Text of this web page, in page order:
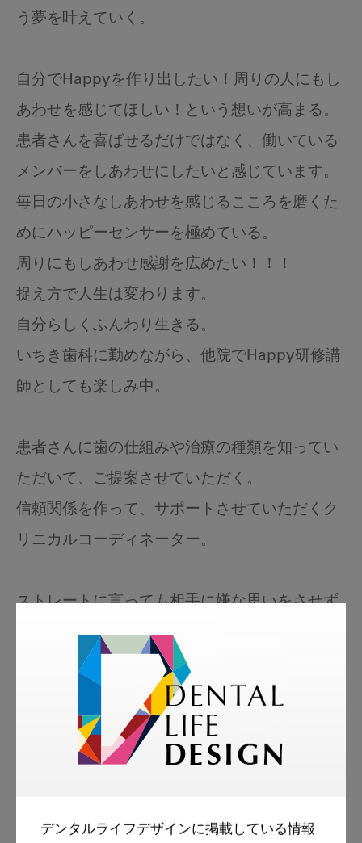
デンタルライフデザインに掲載している情報
う夢を叶えていく。
自分でHappyを作り出したい！周りの人にもし
あわせを感じてほしい！という想いが高まる。
患者さんを喜ばせるだけではなく、働いている
メンバーをしあわせにしたいと感じています。
毎日の小さなしあわせを感じるこころを磨くた
めにハッピーセンサーを極めている。
周りにもしあわせ感謝を広めたい！！！
捉え方で人生は変わります。
自分らしくふんわり生きる。
いちき歯科に勤めながら、他院でHappy研修講
師としても楽しみ中。
患者さんに歯の仕組みや治療の種類を知ってい
ただいて、ご提案させていただく。
信頼関係を作って、サポートさせていただくク
リニカルコーディネーター。
ストレートに言っても相手に嫌な思いをさせず
に伝える言い方とは？を極め続けて13年。
言いにくいことも言わないことが罪になること
こころの在り方で伝え方は変わり、人間関係は
良くなると確信。